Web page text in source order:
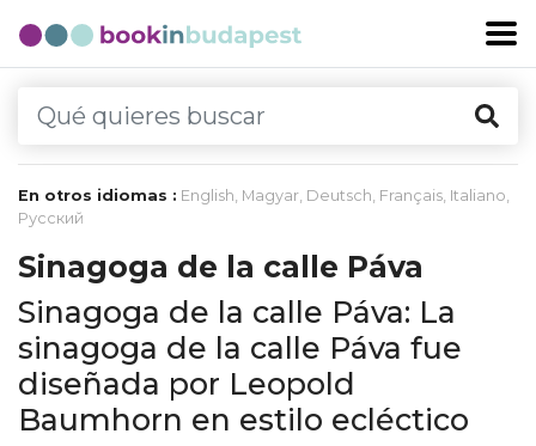
En otros idiomas : English, Magyar, Deutsch, Français, Italiano,
Русский
Sinagoga de la calle Páva
Sinagoga de la calle Páva: La
sinagoga de la calle Páva fue
diseñada por Leopold
Baumhorn en estilo ecléctico